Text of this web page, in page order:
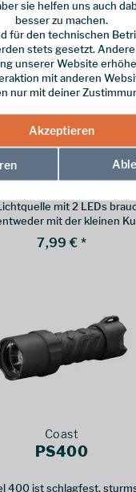
Essential Elements
Mini Kurbel
mit 2 LEDs
mit der kleinen
integrierten Solarzelle
7,99 € *
Coast
PS400
400 ist schlagfest,
sie helfen uns auch
besser zu machen.
für den technischen
stets gesetzt. Andere
unserer Website
mit anderen
nur mit deiner
Akzeptieren